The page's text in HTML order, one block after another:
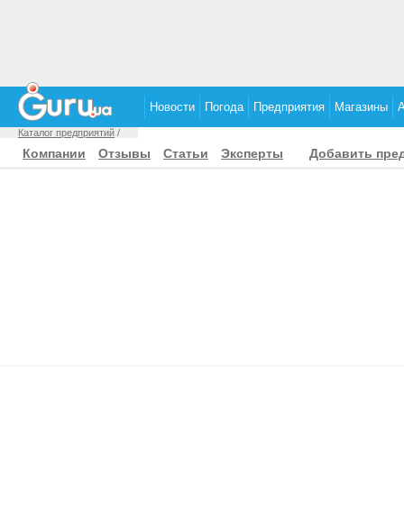
Новости Погода Предприятия Магазины
Каталог предприятий /
Компании Отзывы Статьи Эксперты Добавить